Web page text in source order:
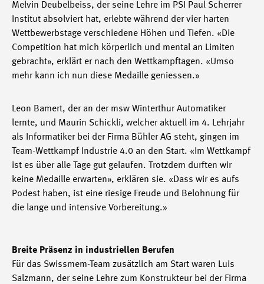
Melvin Deubelbeiss, der seine Lehre im PSI Paul Scherrer
Institut absolviert hat, erlebte während der vier harten
Wettbewerbstage verschiedene Höhen und Tiefen. «Die
Competition hat mich körperlich und mental an Limiten
gebracht», erklärt er nach den Wettkampftagen. «Umso
mehr kann ich nun diese Medaille geniessen.»
Leon Bamert, der an der msw Winterthur Automatiker
lernte, und Maurin Schickli, welcher aktuell im 4. Lehrjahr
als Informatiker bei der Firma Bühler AG steht, gingen im
Team-Wettkampf Industrie 4.0 an den Start. «Im Wettkampf
ist es über alle Tage gut gelaufen. Trotzdem durften wir
keine Medaille erwarten», erklären sie. «Dass wir es aufs
Podest haben, ist eine riesige Freude und Belohnung für
die lange und intensive Vorbereitung.»
Breite Präsenz in industriellen Berufen
Für das Swissmem-Team zusätzlich am Start waren Luis
Salzmann, der seine Lehre zum Konstrukteur bei der Firma